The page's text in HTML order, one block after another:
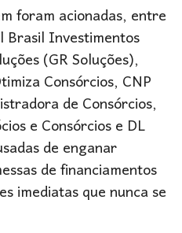
foram acionadas, entre
Brasil Investimentos
(GR Soluções),
Consórcios, CNP
de Consórcios,
e Consórcios e DL
de enganar
de financiamentos
imediatas que nunca se